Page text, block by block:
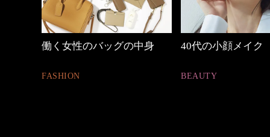
働く女性のバッグの中身
FASHION
40代の小顔メイク
BEAUTY